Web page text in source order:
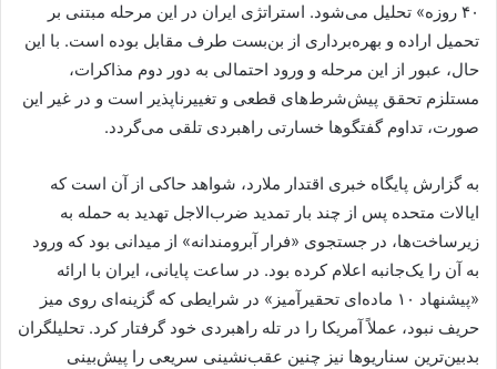
۴۰ روزه» تحلیل می‌شود. استراتژی ایران در این مرحله مبتنی بر
تحمیل اراده و بهره‌برداری از بن‌بست طرف مقابل بوده است. با این
حال، عبور از این مرحله و ورود احتمالی به دور دوم مذاکرات،
مستلزم تحقق پیش‌شرط‌های قطعی و تغییرناپذیر است و در غیر این
صورت، تداوم گفتگوها خسارتی راهبردی تلقی می‌گردد.
به گزارش پایگاه خبری اقتدار ملارد، شواهد حاکی از آن است که
ایالات متحده پس از چند بار تمدید ضرب‌الاجل تهدید به حمله به
زیرساخت‌ها، در جستجوی «فرار آبرومندانه» از میدانی بود که ورود
به آن را یک‌جانبه اعلام کرده بود. در ساعت پایانی، ایران با ارائه
«پیشنهاد ۱۰ ماده‌ای تحقیرآمیز» در شرایطی که گزینه‌ای روی میز
حریف نبود، عملاً آمریکا را در تله راهبردی خود گرفتار کرد. تحلیلگران
بدبین‌ترین سناریوها نیز چنین عقب‌نشینی سریعی را پیش‌بینی